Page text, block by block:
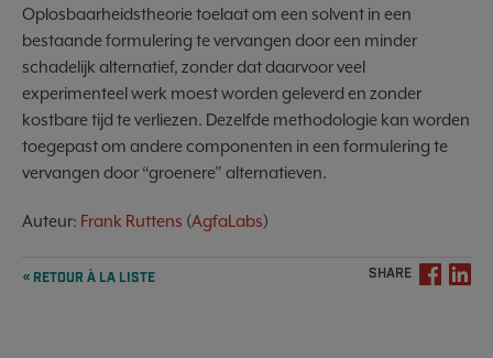
Oplosbaarheidstheorie toelaat om een solvent in een
bestaande formulering te vervangen door een minder
schadelijk alternatief, zonder dat daarvoor veel
experimenteel werk moest worden geleverd en zonder
kostbare tijd te verliezen. Dezelfde methodologie kan worden
toegepast om andere componenten in een formulering te
vervangen door “groenere” alternatieven.
Auteur: Frank Ruttens (AgfaLabs)
« RETOUR À LA LISTE SHARE